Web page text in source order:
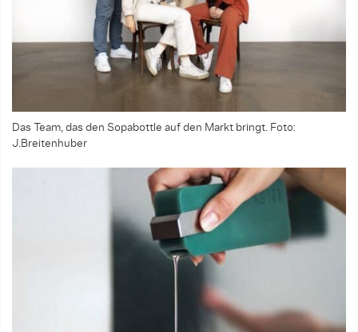
Das Team, das den Sopabottle auf den Markt bringt. Foto:
J.Breitenhuber